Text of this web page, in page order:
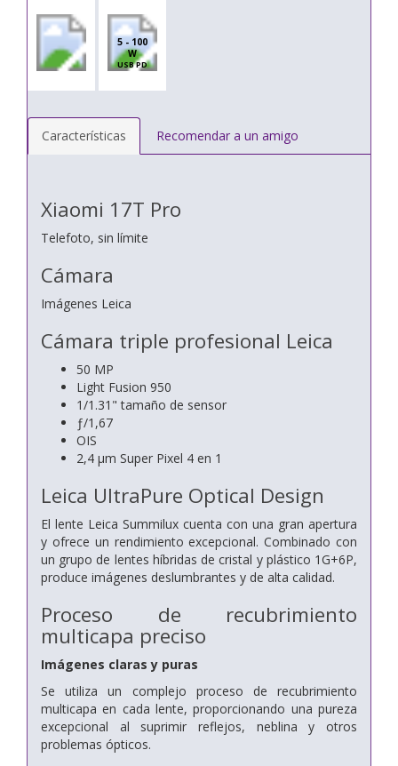
5 - 100
W
USB PD
Características Recomendar a un amigo
Xiaomi 17T Pro
Telefoto, sin límite
Cámara
Imágenes Leica
Cámara triple profesional Leica
50 MP
Light Fusion 950
1/1.31" tamaño de sensor
ƒ/1,67
OIS
2,4 μm Super Pixel 4 en 1
Leica UltraPure Optical Design
El lente Leica Summilux cuenta con una gran apertura
y ofrece un rendimiento excepcional. Combinado con
un grupo de lentes híbridas de cristal y plástico 1G+6P,
produce imágenes deslumbrantes y de alta calidad.
Proceso de recubrimiento
multicapa preciso
Imágenes claras y puras
Se utiliza un complejo proceso de recubrimiento
multicapa en cada lente, proporcionando una pureza
excepcional al suprimir reflejos, neblina y otros
problemas ópticos.